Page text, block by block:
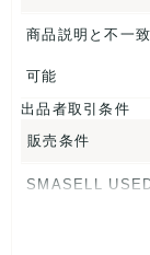
商品説明と不一
可能
出品者取引条件
販売条件
SMASELL
画像ダウンロー